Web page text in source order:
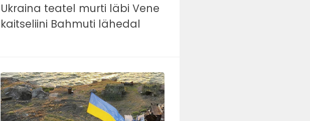
Ukraina teatel murti läbi Vene
kaitseliini Bahmuti lähedal